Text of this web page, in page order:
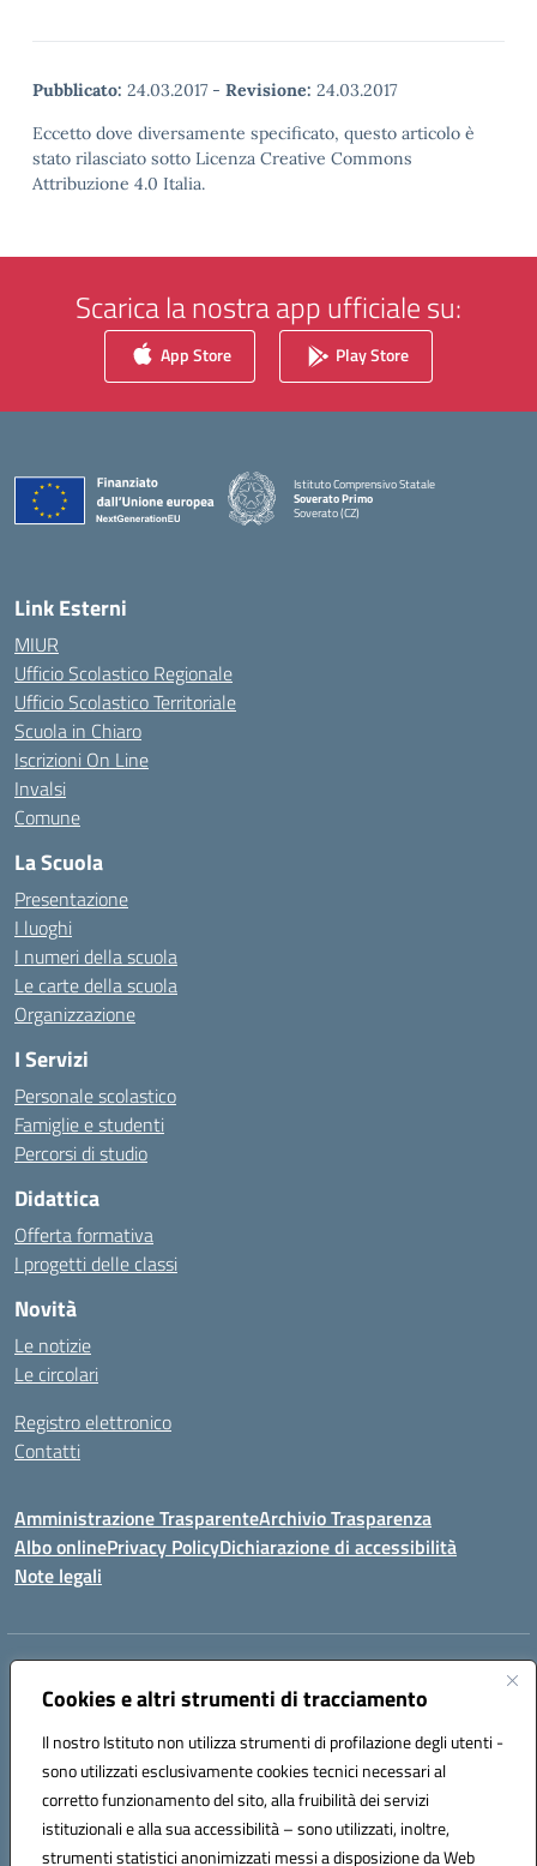
Cookies e altri strumenti di tracciamento
Il nostro Istituto non utilizza strumenti di profilazione degli utenti -
sono utilizzati esclusivamente cookies tecnici necessari al
corretto funzionamento del sito, alla fruibilità dei servizi
istituzionali e alla sua accessibilità – sono utilizzati, inoltre,
strumenti statistici anonimizzati messi a disposizione da Web
Pubblicato: 24.03.2017 - Revisione: 24.03.2017
Eccetto dove diversamente specificato, questo articolo è
stato rilasciato sotto Licenza Creative Commons
Attribuzione 4.0 Italia.
Scarica la nostra app ufficiale su:
App Store Play Store
Istituto Comprensivo Statale
Soverato Primo
Soverato (CZ)
Link Esterni
MIUR
Ufficio Scolastico Regionale
Ufficio Scolastico Territoriale
Scuola in Chiaro
Iscrizioni On Line
Invalsi
Comune
La Scuola
Presentazione
I luoghi
I numeri della scuola
Le carte della scuola
Organizzazione
I Servizi
Personale scolastico
Famiglie e studenti
Percorsi di studio
Didattica
Offerta formativa
I progetti delle classi
Novità
Le notizie
Le circolari
Registro elettronico
Contatti
Amministrazione TrasparenteArchivio Trasparenza
Albo onlinePrivacy PolicyDichiarazione di accessibilità
Note legali
Indirizzo:
Centralino:096721161 Email:czic869004@istruzione.it
Codice fiscale: 84000710792
Codice meccanografico:
CZIC869004
Codice unico di fatturazione (CUF): UFKGA0